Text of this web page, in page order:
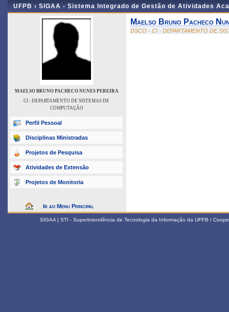
UFPB › SIGAA - Sistema Integrado de Gestão de Atividades
MAELSO BRUNO PACHECO NUNES PEREIRA
CI - DEPARTAMENTO DE SISTEMAS DE
COMPUTAÇÃO
Perfil Pessoal
Disciplinas Ministradas
Projetos de Pesquisa
Atividades de Extensão
Projetos de Monitoria
Ir ao Menu Principal
Maelso Bruno Pacheco
DSCO - CI - DEPARTAMENTO DE
SIGAA | STI - Superintendência de Tecnologia da Informação da UFPB /